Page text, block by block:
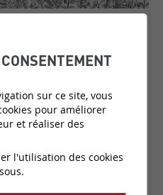
5
ajustable
sur ce site, vous
pour améliorer
et réaliser des
l'utilisation des cookies